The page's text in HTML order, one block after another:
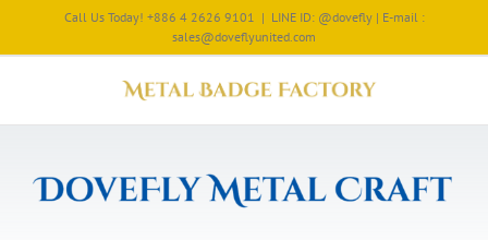
Call Us Today! +886 4 2626 9101 | LINE ID: @dovefly | E-mail :
sales@doveflyunited.com